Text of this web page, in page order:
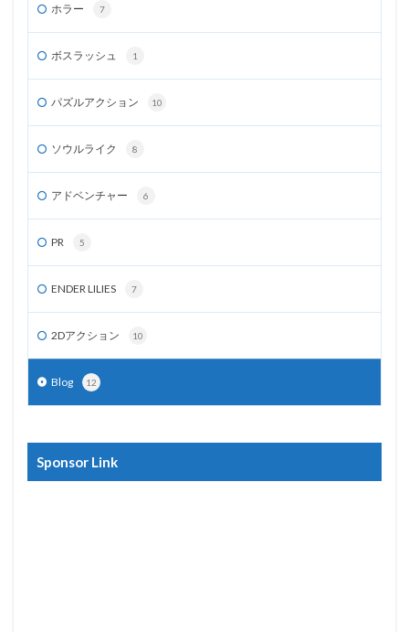
ホラー 7
ボスラッシュ 1
パズルアクション 10
ソウルライク 8
アドベンチャー 6
PR 5
ENDER LILIES 7
2Dアクション 10
Blog 12
Sponsor Link